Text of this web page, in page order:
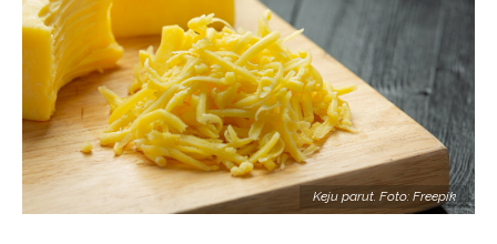
Keju parut. Foto: Freepik